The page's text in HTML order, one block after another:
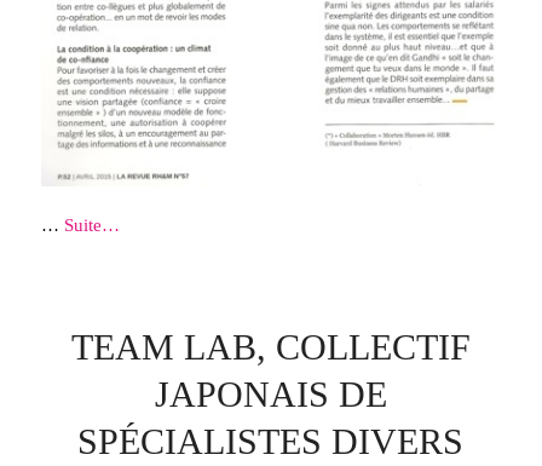
… Suite…
TEAM LAB, COLLECTIF
JAPONAIS DE
SPÉCIALISTES DIVERS